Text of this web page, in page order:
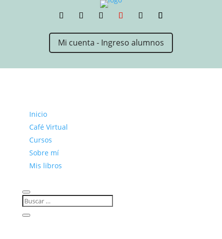
Mi cuenta - Ingreso alumnos
Inicio
Café Virtual
Cursos
Sobre mí
Mis libros